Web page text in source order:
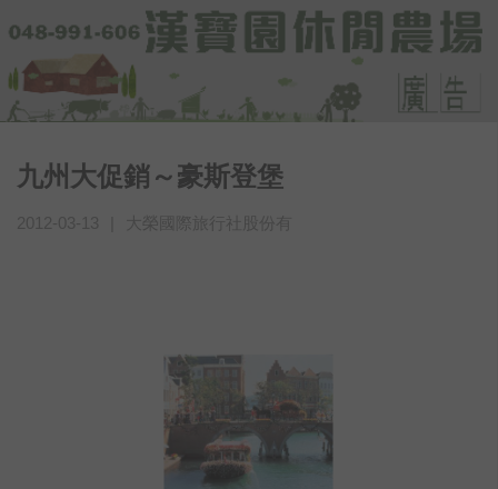
九州大促銷～豪斯登堡